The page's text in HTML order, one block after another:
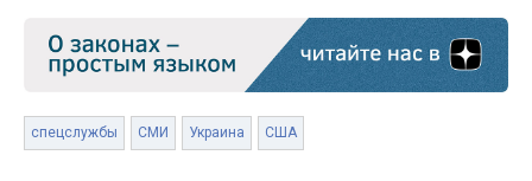
спецслужбы СМИ Украина США